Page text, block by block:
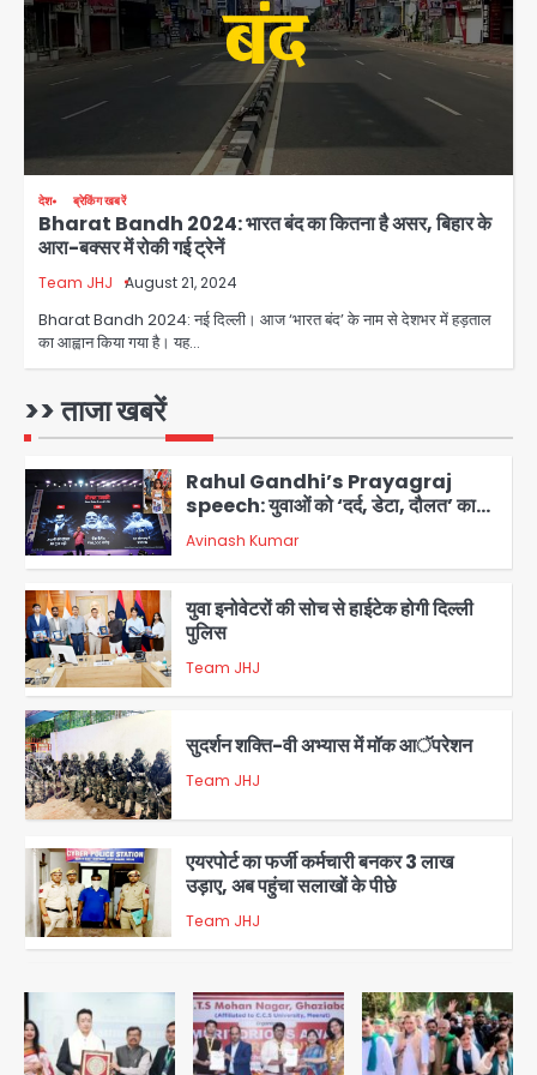
देश ब्रेकिंग खबरें
Bharat Bandh 2024: भारत बंद का कितना है असर, बिहार के
आरा-बक्सर में रोकी गई ट्रेनें
Team JHJ August 21, 2024
Bharat Bandh 2024: नई दिल्ली। आज ‘भारत बंद’ के नाम से देशभर में हड़ताल
का आह्वान किया गया है। यह…
>> ताजा खबरें
3
Team JHJ
4
सुदर्शन शक्ति-वी अभ्यास में मॉक आॅपरेशन
Team JHJ
एयरपोर्ट का फर्जी कर्मचारी बनकर 3 लाख
उड़ाए, अब पहुंचा सलाखों के पीछे
Team JHJ
Noida Sector-49: सेक्टर-49 में 18
2
Rahul Gandhi’s Prayagraj
speech: युवाओं को ‘दर्द, डेटा, दौलत’ का
संदेश, बीजेपी का वार
Avinash Kumar
3
युवा इनोवेटरों की सोच से हाईटेक होगी दिल्ली
पुलिस
Team JHJ
4
सुदर्शन शक्ति-वी अभ्यास में मॉक आॅपरेशन
Team JHJ
5
एयरपोर्ट का फर्जी कर्मचारी बनकर 3 लाख
उड़ाए, अब पहुंचा सलाखों के पीछे
Team JHJ
1
Noida Sector-49: सेक्टर-49 में 18
साल की मेड ने की खुदकुशी, शरीर पर नहीं मिली
कोई बाहरी
Avinash Kumar